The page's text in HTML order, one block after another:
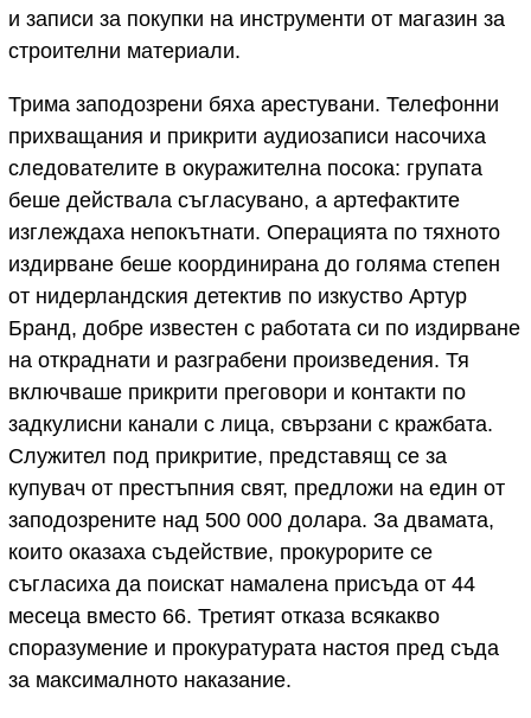
и записи за покупки на инструменти от магазин за
строителни материали.
Трима заподозрени бяха арестувани. Телефонни
прихващания и прикрити аудиозаписи насочиха
следователите в окуражителна посока: групата
беше действала съгласувано, а артефактите
изглеждаха непокътнати. Операцията по тяхното
издирване беше координирана до голяма степен
от нидерландския детектив по изкуство Артур
Бранд, добре известен с работата си по издирване
на откраднати и разграбени произведения. Тя
включваше прикрити преговори и контакти по
задкулисни канали с лица, свързани с кражбата.
Служител под прикритие, представящ се за
купувач от престъпния свят, предложи на един от
заподозрените над 500 000 долара. За двамата,
които оказаха съдействие, прокурорите се
съгласиха да поискат намалена присъда от 44
месеца вместо 66. Третият отказа всякакво
споразумение и прокуратурата настоя пред съда
за максималното наказание.